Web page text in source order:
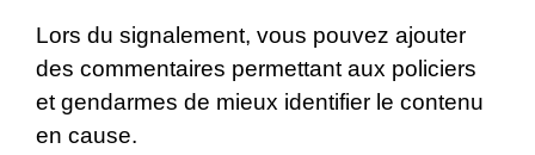
Lors du signalement, vous pouvez ajouter
des commentaires permettant aux policiers
et gendarmes de mieux identifier le contenu
en cause.